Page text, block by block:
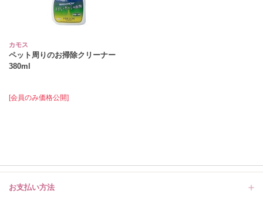
カモス
ペット周りのお掃除クリーナー
380ml
[会員のみ価格公開]
お支払い方法